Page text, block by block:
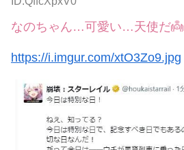
なのちゃん…可愛い…天使だ👼
https://i.imgur.com/xtO3Zo9.jpg